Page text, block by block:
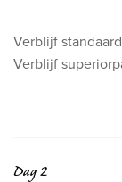
Verblijf
Verblijf
Dag 2